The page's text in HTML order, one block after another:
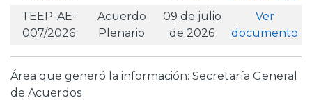
TEEP-AE-
007/2026
Acuerdo
Plenario
09 de julio
de 2026
Ver
documento
Área que generó la información: Secretaría General
de Acuerdos